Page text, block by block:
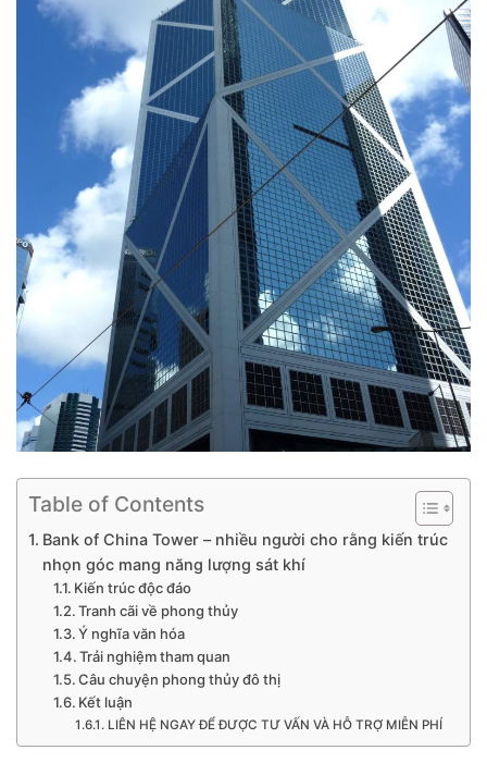
Table of Contents
Bank of China Tower – nhiều người cho rằng kiến trúc
nhọn góc mang năng lượng sát khí
Kiến trúc độc đáo
Tranh cãi về phong thủy
Ý nghĩa văn hóa
Trải nghiệm tham quan
Câu chuyện phong thủy đô thị
Kết luận
LIÊN HỆ NGAY ĐỂ ĐƯỢC TƯ VẤN VÀ HỖ TRỢ MIỄN PHÍ